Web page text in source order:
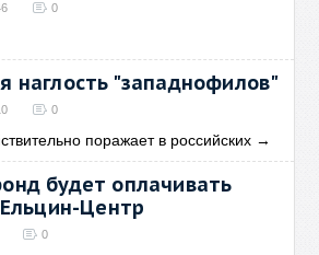
0
наглость "западнофилов"
0
поражает в российских →
будет оплачивать
Центр
0